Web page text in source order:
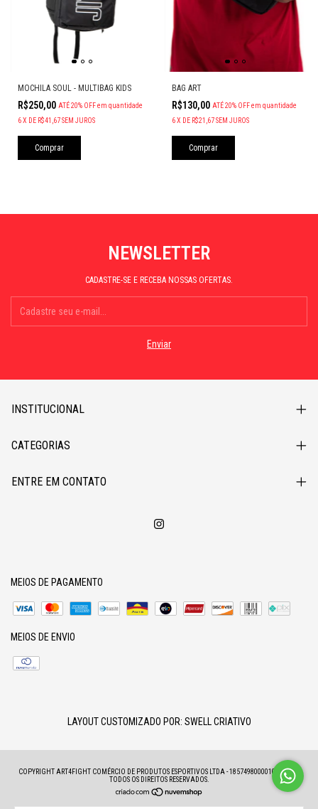
MOCHILA SOUL - MULTIBAG KIDS
R$250,00 ATÉ 20% OFFem quantidade
6X DE R$41,67SEM JUROS
BAG ART
R$130,00 ATÉ 20% OFF em quantidade
6 X DE R$21,67 SEM JUROS
NEWSLETTER
CADASTRE-SE E RECEBA NOSSAS OFERTAS.
INSTITUCIONAL
CATEGORIAS
ENTRE EM CONTATO
MEIOS DE PAGAMENTO
MEIOS DE ENVIO
LAYOUT CUSTOMIZADO POR: SWELL CRIATIVO
COPYRIGHT ART4FIGHT COMÉRCIO DE PRODUTOS ESPORTIVOS LTDA - 18574980000100 - 2026.
TODOS OS DIREITOS RESERVADOS.